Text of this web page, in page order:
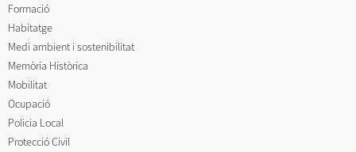
Formació
Habitatge
Medi ambient i sostenibilitat
Memòria Històrica
Mobilitat
Ocupació
Policia Local
Protecció Civil